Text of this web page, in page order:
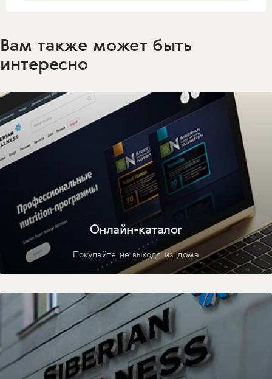
Вам также может быть
интересно
Онлайн-каталог
Покупайте не выходя из дома